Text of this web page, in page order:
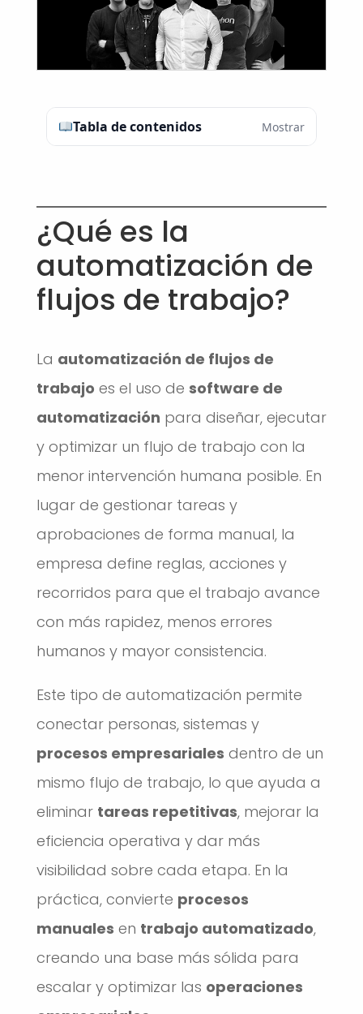
Tabla de contenidos Mostrar
¿Qué es la
automatización de
flujos de trabajo?
La automatización de flujos de
trabajo es el uso de software de
automatización para diseñar, ejecutar
y optimizar un flujo de trabajo con la
menor intervención humana posible. En
lugar de gestionar tareas y
aprobaciones de forma manual, la
empresa define reglas, acciones y
recorridos para que el trabajo avance
con más rapidez, menos errores
humanos y mayor consistencia.
Este tipo de automatización permite
conectar personas, sistemas y
procesos empresariales dentro de un
mismo flujo de trabajo, lo que ayuda a
eliminar tareas repetitivas, mejorar la
eficiencia operativa y dar más
visibilidad sobre cada etapa. En la
práctica, convierte procesos
manuales en trabajo automatizado,
creando una base más sólida para
escalar y optimizar las operaciones